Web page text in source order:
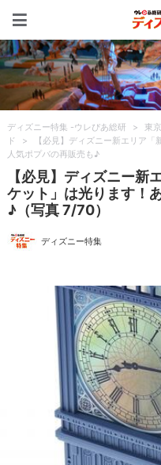
ディズニー特集 -ウレぴあ総研 > 東
ド
>
【必見】ディズニー新エリア
人気ポプバの再販売も♪
【必見】ディズニー新
ケット」は光ります！
♪（写真 7/70）
ディズニー特集